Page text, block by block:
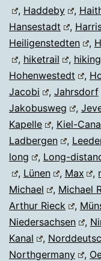
, Haddeby ,
Hansestadt
,
Heiligenstedten
,
, hiketrail , hiking
Hohenwestedt
,
Jacobi
, Jahrsdorf
Jakobusweg
,
Kapelle
, Kiel-
Ladbergen
,
long
, Long-
, Lünen , Max ,
Michael
, Michael
Arthur Rieck
,
Niedersachsen
,
Kanal
,
Northgermany
,